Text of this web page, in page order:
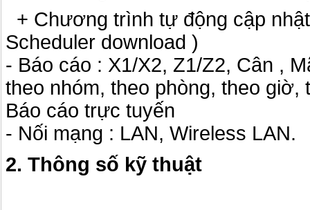
+ Chương trình tự động cập
Scheduler download )
- Báo cáo : X1/X2, Z1/Z2, Cân ,
theo nhóm, theo phòng, theo
Báo cáo trực tuyến
- Nối mạng : LAN, Wireless LAN.
2. Thông số kỹ thuật